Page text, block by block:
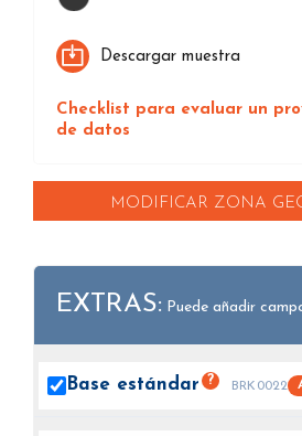
Descargar muestra
Checklist para evaluar un
de datos
MODIFICAR ZONA
EXTRAS: Puede añadir
Base estándar ? BRK0022